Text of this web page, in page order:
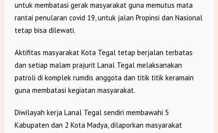
untuk membatasi gerak masyarakat guna memutus mata
rantai penularan covid 19, untuk jalan Propinsi dan Nasional
tetap bisa dilewati.
Aktifitas masyarakat Kota Tegal tetap berjalan terbatas
dan setiap malam prajurit Lanal Tegal melaksanakan
patroli di komplek rumdis anggota dan titik titik keramain
guna membatasi kegiatan masyarakat.
Diwilayah kerja Lanal Tegal sendiri membawahi 5
Kabupaten dan 2 Kota Madya, dilaporkan masyarakat